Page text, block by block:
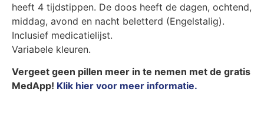
heeft 4 tijdstippen. De doos heeft de dagen, ochtend,
middag, avond en nacht beletterd (Engelstalig).
Inclusief medicatielijst.
Variabele kleuren.
Vergeet geen pillen meer in te nemen met de gratis
MedApp! Klik hier voor meer informatie.